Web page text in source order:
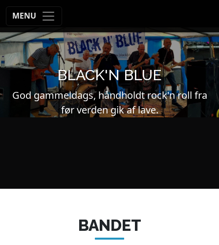
MENU
BLACK'N BLUE
God gammeldags, håndholdt rock'n roll fra
før verden gik af lave.
BANDET